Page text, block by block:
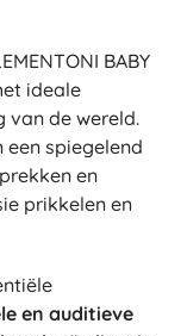
BABY
ideale
van de wereld.
een spiegelend
en
prikkelen en
en auditieve